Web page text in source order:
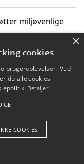
miljøvenlige
naturen
Aps
×
cookies
brugeroplevelsen. Ved
du alle cookies i
Detaljer
COOKIES